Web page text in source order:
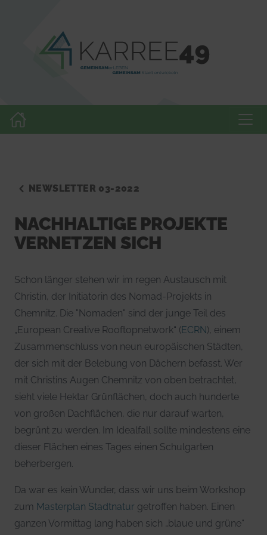
NEWSLETTER 03-2022
NACHHALTIGE PROJEKTE
VERNETZEN SICH
Schon länger stehen wir im regen Austausch mit
Christin, der Initiatorin des Nomad-Projekts in
Chemnitz. Die "Nomaden" sind der junge Teil des
„European Creative Rooftopnetwork“ ( ECRN), einem
Zusammenschluss von neun europäischen Städten,
der sich mit der Belebung von Dächern befasst. Wer
mit Christins Augen Chemnitz von oben betrachtet,
sieht viele Hektar Grünflächen, doch auch hunderte
von großen Dachflächen, die nur darauf warten,
begrünt zu werden. Im Idealfall sollte mindestens eine
dieser Flächen eines Tages einen Schulgarten
beherbergen.
Da war es kein Wunder, dass wir uns beim Workshop
zum Masterplan Stadtnatur getroffen haben. Einen
ganzen Vormittag lang haben sich „blaue und grüne“